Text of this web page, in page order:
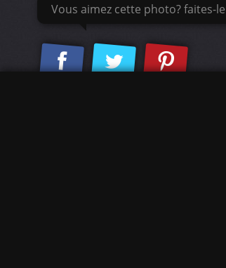
Vous aimez cette photo? faites-